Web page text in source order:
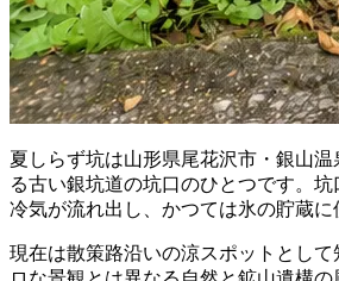
夏しらず坑は山形県尾花沢市・銀山
る古い銀坑道の坑口のひとつです。
冷気が流れ出し、かつては氷の貯蔵に
現在は散策路沿いの涼スポットとして